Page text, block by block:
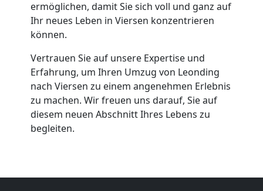
ermöglichen, damit Sie sich voll und ganz auf
Ihr neues Leben in Viersen konzentrieren
können.
Vertrauen Sie auf unsere Expertise und
Erfahrung, um Ihren Umzug von Leonding
nach Viersen zu einem angenehmen Erlebnis
zu machen. Wir freuen uns darauf, Sie auf
diesem neuen Abschnitt Ihres Lebens zu
begleiten.
Leonding
Möbeltaxi
Leonding
Leonding